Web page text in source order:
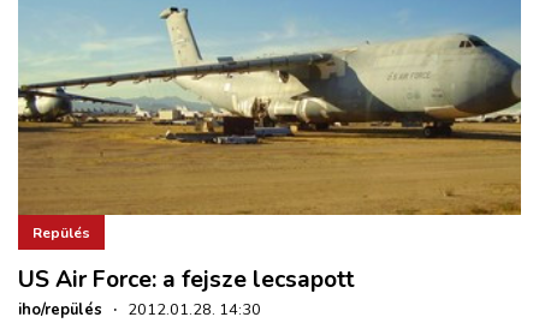
Repülés
US Air Force: a fejsze lecsapott
iho/repülés · 2012.01.28. 14:30